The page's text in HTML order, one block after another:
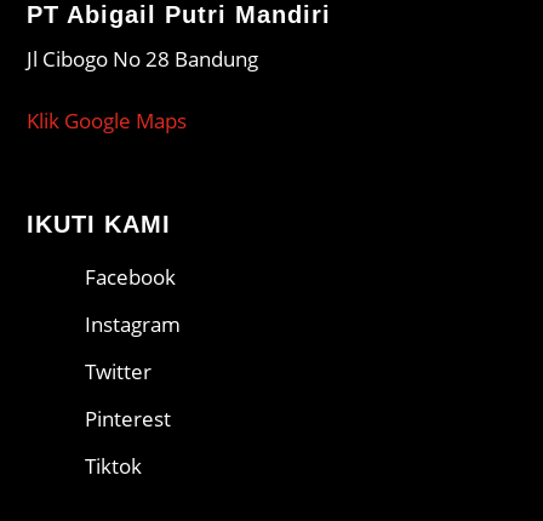
PT Abigail Putri Mandiri
Jl Cibogo No 28 Bandung
Klik Google Maps
IKUTI KAMI
Facebook
Instagram
Twitter
Pinterest
Tiktok